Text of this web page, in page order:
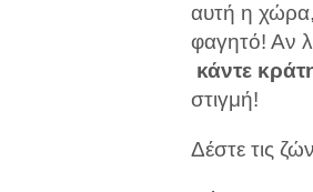
αυτή η χώρα,
φαγητό! Αν
κάντε
στιγμή!
Δέστε τις